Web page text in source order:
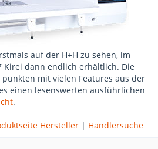
auf der H+H zu sehen, im
Kirei dann endlich erhältlich. Die
punkten mit vielen Features aus der
einen lesenswerten ausführlichen
.
Hersteller| Händlersuche